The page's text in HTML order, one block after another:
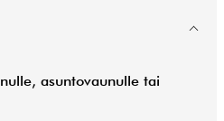
asuntovaunulle tai